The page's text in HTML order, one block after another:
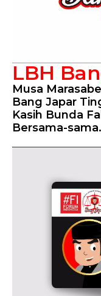
LBH
Musa
Bang Japar
Kasih Bunda
Bersama-sama.